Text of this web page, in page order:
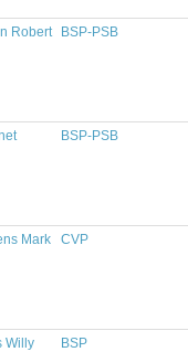
Robert BSP-PSB
BSP-PSB
Mark CVP
Willy BSP